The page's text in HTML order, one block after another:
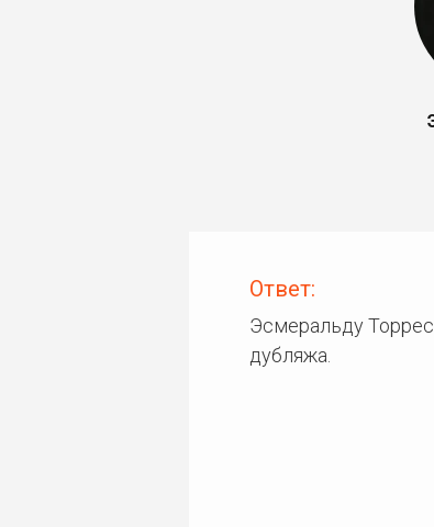
Ответ:
Эсмеральду Торрес
дубляжа.